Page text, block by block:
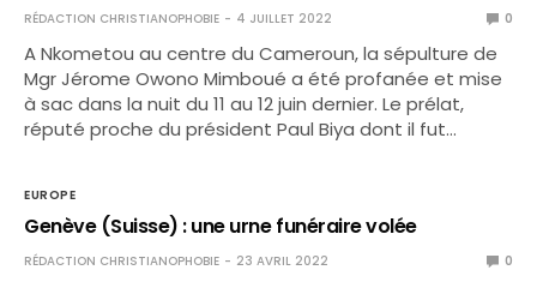
RÉDACTION CHRISTIANOPHOBIE 4 JUILLET 2022 0
A Nkometou au centre du Cameroun, la sépulture de
Mgr Jérome Owono Mimboué a été profanée et mise
à sac dans la nuit du 11 au 12 juin dernier. Le prélat,
réputé proche du président Paul Biya dont il fut…
EUROPE
Genève (Suisse) : une urne funéraire volée
RÉDACTION CHRISTIANOPHOBIE 23 AVRIL 2022 0